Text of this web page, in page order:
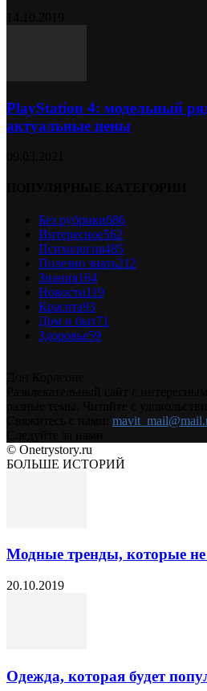
PlayStation 4: модельный
актуальные цены
Без рубрики686
Интересное562
Психология485
Полезно знать212
Знания164
Новости119
Красота93
Дом и быт71
Здоровье59
© Onetrystory.ru
БОЛЬШЕ ИСТОРИЙ
Модные тренды, которые не
20.10.2019
Одежда, которая будет